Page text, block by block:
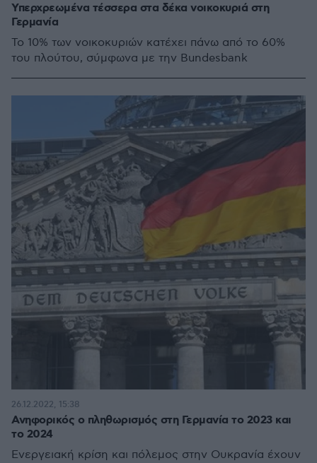
Υπερχρεωμένα τέσσερα στα δέκα νοικοκυριά στη
Γερμανία
Το 10% των νοικοκυριών κατέχει πάνω από το 60%
του πλούτου, σύμφωνα με την Bundesbank
Ανηφορικός ο πληθωρισμός στη Γερμανία το 2023 και
το 2024
Ενεργειακή κρίση και πόλεμος στην Ουκρανία έχουν
26.12.2022, 15:38